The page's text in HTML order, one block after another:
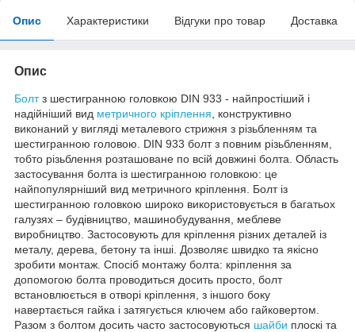
Опис Характеристики Відгуки про товар Доставка
Опис
Болтз шестигранною головкою DIN 933 - найпростіший і
надійніший вид метричного кріплення , конструктивно
виконаний у вигляді металевого стрижня з різьбленням та
шестигранною головою. DIN 933 болт з повним різьбленням,
тобто різьблення розташоване по всій довжині болта. Область
застосування болта із шестигранною головкою: це
найпопулярніший вид метричного кріплення. Болт із
шестигранною головкою широко використовується в багатьох
галузях – будівництво, машинобудування, меблеве
виробництво. Застосовують для кріплення різних деталей із
металу, дерева, бетону та інші. Дозволяє швидко та якісно
зробити монтаж. Спосіб монтажу болта: кріплення за
допомогою болта проводиться досить просто, болт
встановлюється в отворі кріплення, з іншого боку
навертається гайка і затягується ключем або гайковертом.
Разом з болтом досить часто застосовуються шайби плоскі та